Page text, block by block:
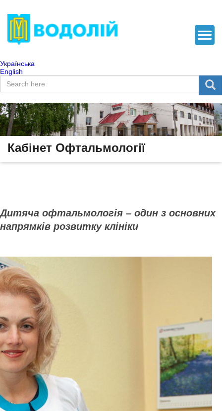
Українська
English
Пошукова форма
Пошук
Кабінет Офтальмології
Дитяча офтальмологія – один з основних
напрямків розвитку клініки